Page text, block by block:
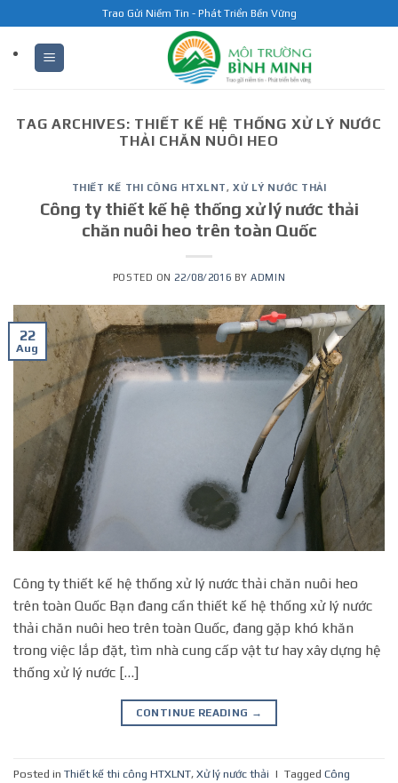
to
content
Trao Gửi Niềm Tin - Phát Triển Bền Vững
TAG ARCHIVES: THIẾT KẾ HỆ THỐNG XỬ LÝ NƯỚC
THẢI CHĂN NUÔI HEO
THIẾT KẾ THI CÔNG HTXLNT,XỬ LÝ NƯỚC THẢI
Công ty thiết kế hệ thống xử lý nước thải
chăn nuôi heo trên toàn Quốc
POSTED ON 22/08/2016 BYADMIN
22
Aug
Công ty thiết kế hệ thống xử lý nước thải chăn nuôi heo
trên toàn Quốc Bạn đang cần thiết kế hệ thống xử lý nước
thải chăn nuôi heo trên toàn Quốc, đang gặp khó khăn
trong việc lắp đặt, tìm nhà cung cấp vật tư hay xây dựng hệ
thống xử lý nước […]
CONTINUE READING →
Posted in Thiết kế thi công HTXLNT, Xử lý nước thải | Tagged Công